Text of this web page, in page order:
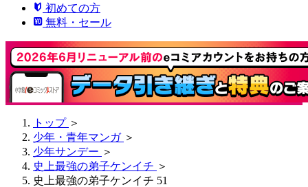
初めての方
無料・セール
トップ ＞
少年・青年マンガ ＞
少年サンデー ＞
史上最強の弟子ケンイチ ＞
史上最強の弟子ケンイチ 51